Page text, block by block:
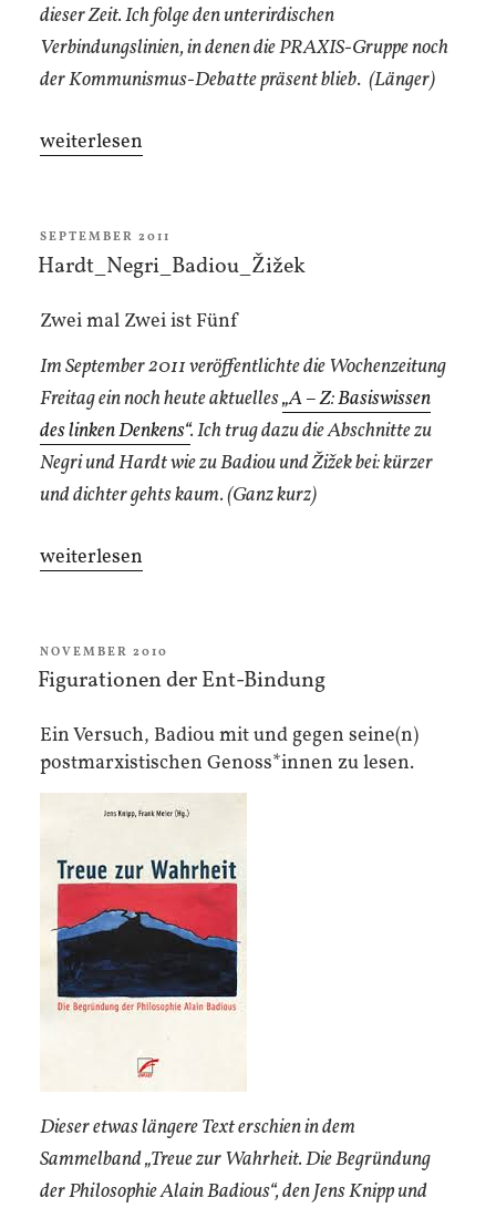
dieser Zeit. Ich folge den unterirdischen
Verbindungslinien, in denen die PRAXIS-Gruppe noch
der Kommunismus-Debatte präsent blieb. (Länger)
„Ontologie
weiterlesen
VERÖFFENTLICHT
AM
SEPTEMBER 2011
Hardt_Negri_Badiou_Žižek
Zwei mal Zwei ist Fünf
Im September 2011 veröffentlichte die Wochenzeitung
Freitag ein noch heute aktuelles„A – Z: Basiswissen
des linken Denkens“. Ich trug dazu die Abschnitte zu
Negri und Hardt wie zu Badiou und Žižek bei: kürzer
und dichter gehts kaum. (Ganz kurz)
„Hardt_Negri_Badiou_Žižek“
weiterlesen
VERÖFFENTLICHT
AM
NOVEMBER 2010
Figurationen der Ent-Bindung
Ein Versuch, Badiou mit und gegen seine(n)
postmarxistischen Genoss*innen zu lesen.
Dieser etwas längere Text erschien in dem
Sammelband „Treue zur Wahrheit. Die Begründung
der Philosophie Alain Badious“, den Jens Knipp und